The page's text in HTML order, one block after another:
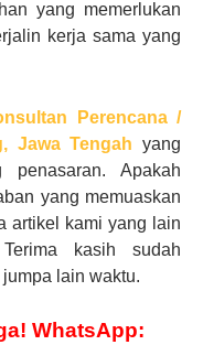
yang memerlukan
kerja sama yang
Perencana /
Jawa Tengah yang
Apakah
yang memuaskan
artikel kami yang lain
kasih sudah
lain waktu.
WhatsApp: